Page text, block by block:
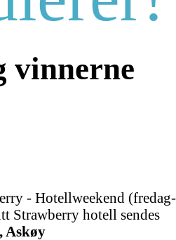
vinnerne
- Hotellweekend (fredag-
Strawberry hotell sendes
Askøy